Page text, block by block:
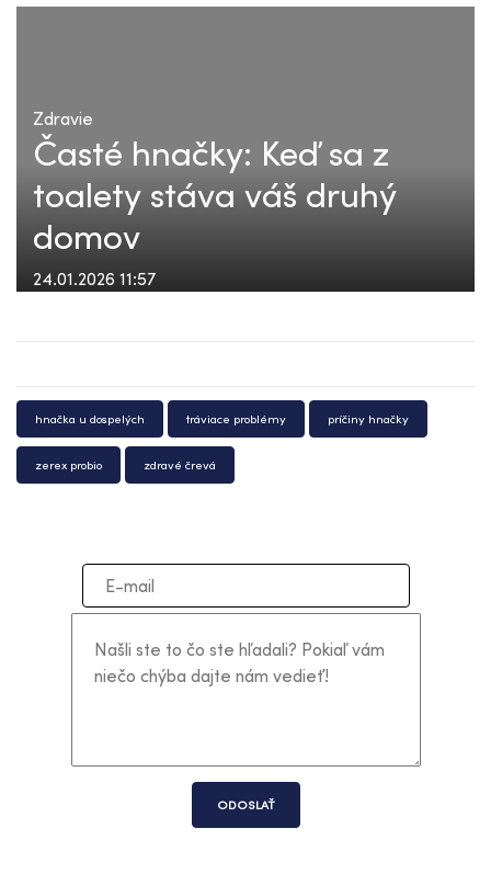
Zdravie
Časté hnačky: Keď sa z
toalety stáva váš druhý
domov
24.01.2026 11:57
hnačka u dospelých tráviace problémy príčiny hnačky
zerex probio zdravé črevá
ODOSLAŤ